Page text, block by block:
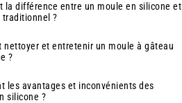
la différence entre un moule en silicone et
traditionnel ?
nettoyer et entretenir un moule à gâteau
?
les avantages et inconvénients des
silicone ?